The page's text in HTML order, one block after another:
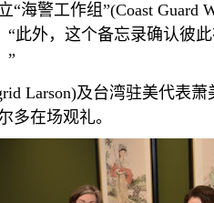
“海警工作组”(Coast Guard
此外，这个备忘录确认彼
”
Larson)及台湾驻美代表
多在场观礼。